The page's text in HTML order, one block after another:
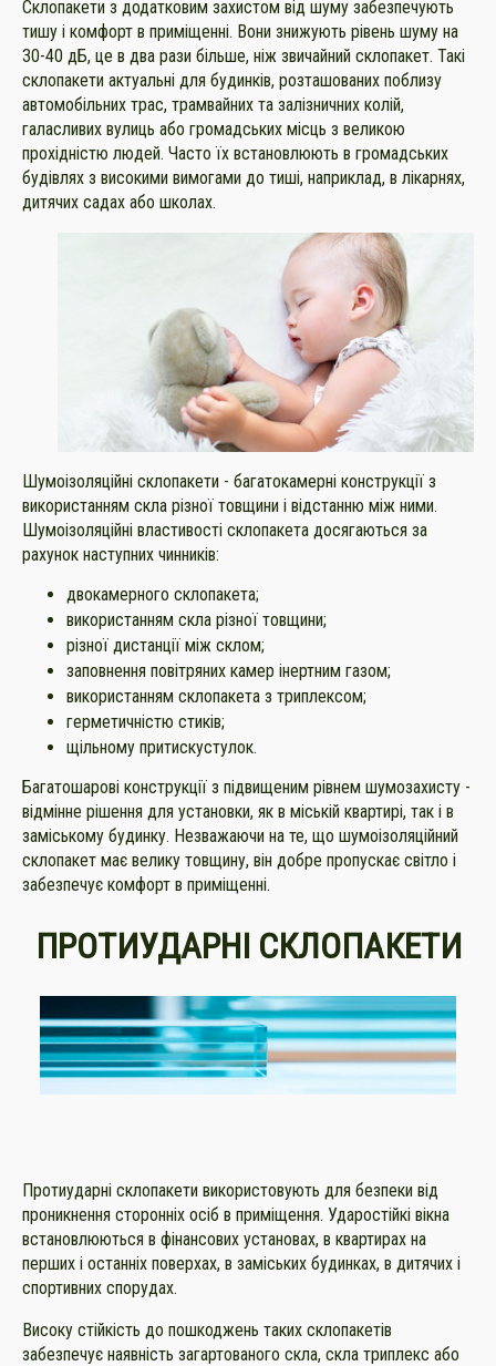
Склопакети з додатковим захистом від шуму забезпечують
тишу і комфорт в приміщенні. Вони знижують рівень шуму на
30-40 дБ, це в два рази більше, ніж звичайний склопакет. Такі
склопакети актуальні для будинків, розташованих поблизу
автомобільних трас, трамвайних та залізничних колій,
галасливих вулиць або громадських місць з великою
прохідністю людей. Часто їх встановлюють в громадських
будівлях з високими вимогами до тиші, наприклад, в лікарнях,
дитячих садах або школах.
Шумоізоляційні склопакети - багатокамерні конструкції з
використанням скла різної товщини і відстанню між ними.
Шумоізоляційні властивості склопакета досягаються за
рахунок наступних чинників:
двокамерного склопакета;
використанням скла різної товщини;
різної дистанції між склом;
заповнення повітряних камер інертним газом;
використанням склопакета з триплексом;
герметичністю стиків;
щільному притискустулок.
Багатошарові конструкції з підвищеним рівнем шумозахисту -
відмінне рішення для установки, як в міській квартирі, так і в
заміському будинку. Незважаючи на те, що шумоізоляційний
склопакет має велику товщину, він добре пропускає світло і
забезпечує комфорт в приміщенні.
ПРОТИУДАРНІ СКЛОПАКЕТИ
Протиударні склопакети використовують для безпеки від
проникнення сторонніх осіб в приміщення. Ударостійкі вікна
встановлюються в фінансових установах, в квартирах на
перших і останніх поверхах, в заміських будинках, в дитячих і
спортивних спорудах.
Високу стійкість до пошкоджень таких склопакетів
забезпечує наявність загартованого скла, скла триплекс або